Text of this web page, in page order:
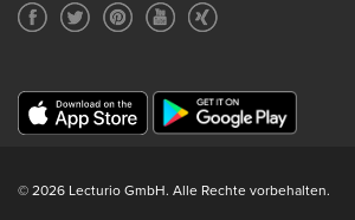
© 2026 Lecturio GmbH. Alle Rechte vorbehalten.